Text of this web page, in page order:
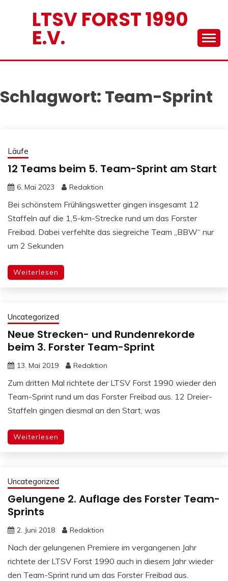
LTSV FORST 1990
E.V.
Schlagwort: Team-Sprint
Läufe
12 Teams beim 5. Team-Sprint am Start
6. Mai 2023 Redaktion
Bei schönstem Frühlingswetter gingen insgesamt 12
Staffeln auf die 1,5-km-Strecke rund um das Forster
Freibad. Dabei verfehlte das siegreiche Team „BBW“ nur
um 2 Sekunden
Weiterlesen
Uncategorized
Neue Strecken- und Rundenrekorde
beim 3. Forster Team-Sprint
13. Mai 2019 Redaktion
Zum dritten Mal richtete der LTSV Forst 1990 wieder den
Team-Sprint rund um das Forster Freibad aus. 12 Dreier-
Staffeln gingen diesmal an den Start, was
Weiterlesen
Uncategorized
Gelungene 2. Auflage des Forster Team-
Sprints
2. Juni 2018 Redaktion
Nach der gelungenen Premiere im vergangenen Jahr
richtete der LTSV Forst 1990 auch in diesem Jahr wieder
den Team-Sprint rund um das Forster Freibad aus.